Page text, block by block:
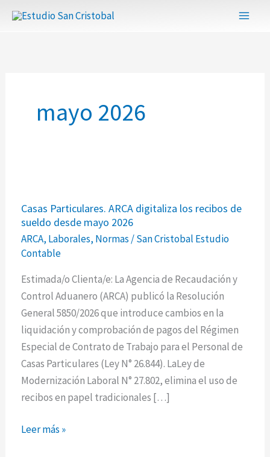
mayo 2026
Casas Particulares. ARCA digitaliza los recibos de
sueldo desde mayo 2026
ARCA, Laborales, Normas /San Cristobal Estudio
Contable
Estimada/o Clienta/e: La Agencia de Recaudación y
Control Aduanero (ARCA) publicó la Resolución
General 5850/2026 que introduce cambios en la
liquidación y comprobación de pagos del Régimen
Especial de Contrato de Trabajo para el Personal de
Casas Particulares (Ley N° 26.844). LaLey de
Modernización Laboral N° 27.802, elimina el uso de
recibos en papel tradicionales […]
Particulares.
ARCA
digitaliza
recibos
de
sueldo
desde
mayo
2026
Leer más »